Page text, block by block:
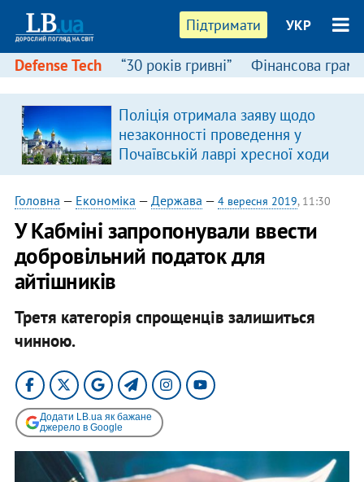
Підтримати УКР
Defense Tech “30 років гривні” Фінансова
Поліція отримала заяву щодо
незаконності проведення у
Почаївській лаврі хресної ходи
Головна — Економіка — Держава — 4 вересня 2019, 11:30
У Кабміні запропонували ввести
добровільний податок для
айтішників
Третя категорія спрощенців залишиться
чинною.
Додати LB.ua як бажане
джерело в Google